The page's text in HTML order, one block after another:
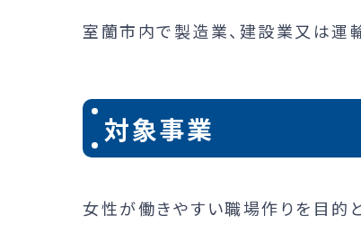
室蘭市内で製造業、建設業又は運
対象事業
女性が働きやすい職場作りを目的